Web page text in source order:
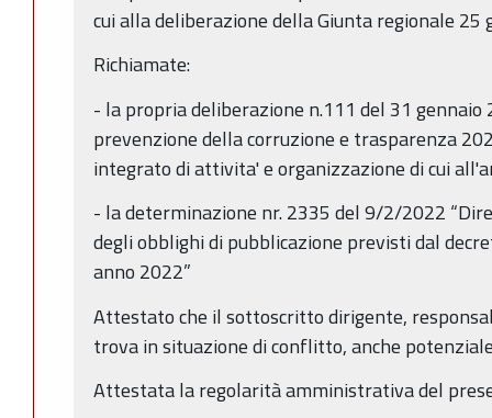
cui alla deliberazione della Giunta regionale 25
Richiamate:
- la propria deliberazione n.111 del 31 gennaio
prevenzione della corruzione e trasparenza
integrato di attivita' e organizzazione di cui
- la determinazione nr. 2335 del 9/2/2022
degli obblighi di pubblicazione previsti dal
anno 2022”
Attestato che il sottoscritto dirigente,
trova in situazione di conflitto, anche
Attestata la regolarità amministrativa del